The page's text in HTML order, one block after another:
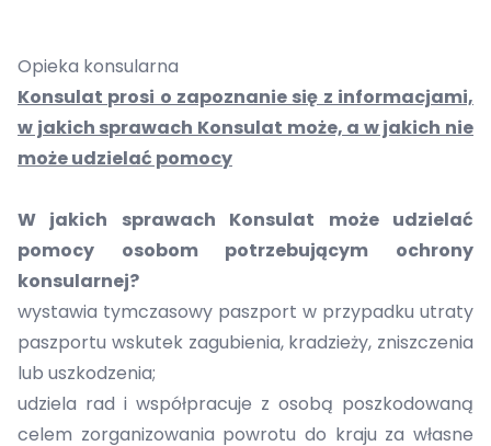
Opieka konsularna
Konsulat prosi o zapoznanie się z informacjami,
w jakich sprawach Konsulat może, a w jakich nie
może udzielać pomocy
W jakich sprawach Konsulat może udzielać
pomocy osobom potrzebującym ochrony
konsularnej?
wystawia tymczasowy paszport w przypadku utraty
paszportu wskutek zagubienia, kradzieży, zniszczenia
lub uszkodzenia;
udziela rad i współpracuje z osobą poszkodowaną
celem zorganizowania powrotu do kraju za własne